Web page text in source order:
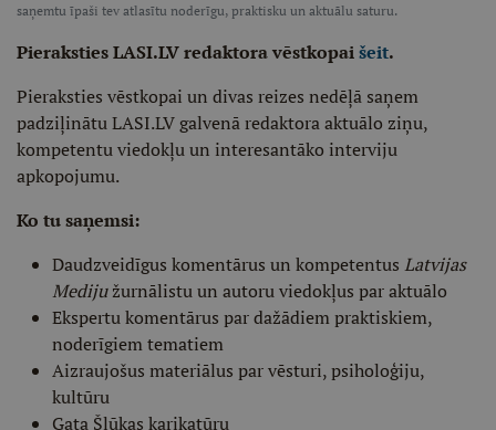
saņemtu īpaši tev atlasītu noderīgu, praktisku un aktuālu saturu.
Pieraksties LASI.LV redaktora vēstkopaišeit.
Pieraksties vēstkopai un divas reizes nedēļā saņem
padziļinātu LASI.LV galvenā redaktora aktuālo ziņu,
kompetentu viedokļu un interesantāko interviju
apkopojumu.
Ko tu saņemsi:
Daudzveidīgus komentārus un kompetentus Latvijas
Medijužurnālistu un autoru viedokļus par aktuālo
Ekspertu komentārus par dažādiem praktiskiem,
noderīgiem tematiem
Aizraujošus materiālus par vēsturi, psiholoģiju,
kultūru
Gata Šļūkas karikatūru